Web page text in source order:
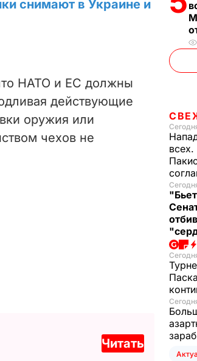
снимают в Украине и
НАТО и ЕС должны
действующие
оружия или
чехов не
Читать